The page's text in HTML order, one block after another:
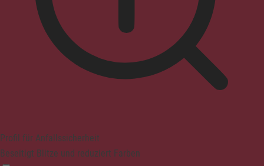
Profil für Anfallssicherheit
Beseitigt Blitze und reduziert Farben